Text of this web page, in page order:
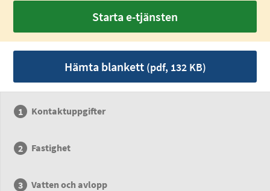
Starta e-tjänsten
Hämta blankett(pdf, 132 KB)
Kontaktuppgifter
Fastighet
Vatten och avlopp